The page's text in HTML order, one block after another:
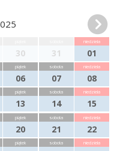
30 31
niedziela
01
piątek
06
sobota
07
niedziela
08
piątek
13
sobota
14
niedziela
15
piątek
20
sobota
21
niedziela
22
piątek sobota niedziela